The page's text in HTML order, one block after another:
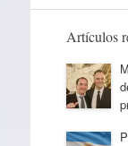
Artículos